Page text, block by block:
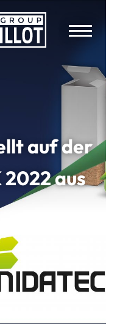
auf der
2022 aus